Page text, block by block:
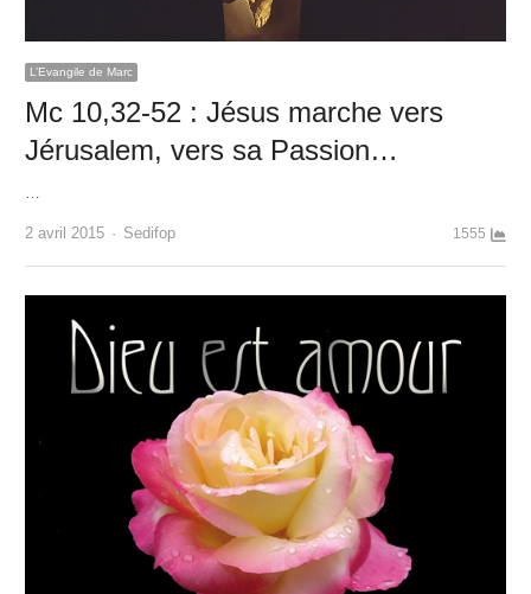
L’Evangile de Marc
Mc 10,32-52 : Jésus marche vers
Jérusalem, vers sa Passion…
2 avril 2015 Author
Sedifop 1555